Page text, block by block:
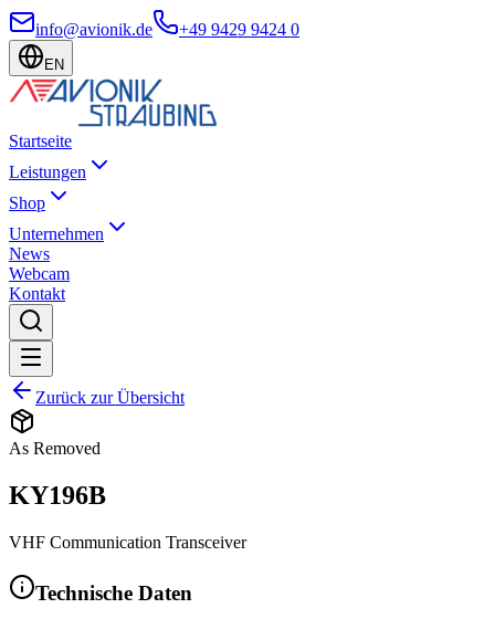
info@avionik.de +49 9429 9424 0
EN
Startseite
Leistungen
Shop
Unternehmen
News
Webcam
Kontakt
Zurück zur Übersicht
As Removed
KY196B
VHF Communication Transceiver
Technische Daten